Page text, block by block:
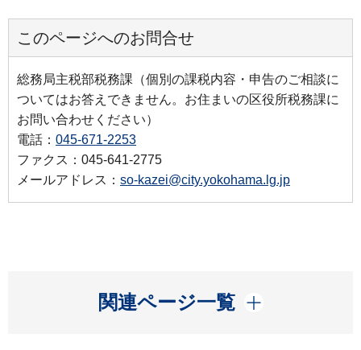
このページへのお問合せ
総務局主税部税務課（個別の課税内容・申告のご相談に
ついてはお答えできません。お住まいの区役所税務課に
お問い合わせください）
電話： 045-671-2253
ファクス：045-641-2775
メールアドレス： so-kazei@city.yokohama.lg.jp
関連ページ一覧
開く